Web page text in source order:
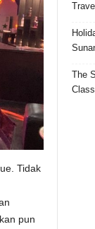
Tidak
pun
The
Class